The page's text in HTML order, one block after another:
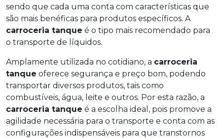
sendo que cada uma conta com características que
são mais benéficas para produtos específicos. A
carroceria tanque é o tipo mais recomendado para
o transporte de líquidos.
Amplamente utilizada no cotidiano, a carroceria
tanque oferece segurança e preço bom, podendo
transportar diversos produtos, tais como
combustíveis, água, leite e outros. Por esta razão, a
carroceria tanque é a escolha ideal, pois promove a
agilidade necessária para o transporte e conta com as
configurações indispensáveis para que transtornos